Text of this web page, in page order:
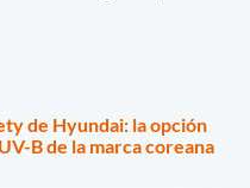
de Hyundai: la opción
B de la marca coreana